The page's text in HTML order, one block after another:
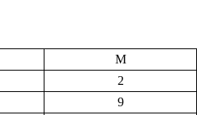
M
2
9